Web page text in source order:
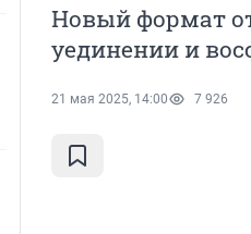
Новый формат
уединении и
21 мая 2025, 14:00 7 926